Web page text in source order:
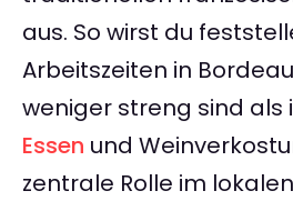
aus. So wirst du
Arbeitszeiten in
weniger streng sind als
Essen und
zentrale Rolle im